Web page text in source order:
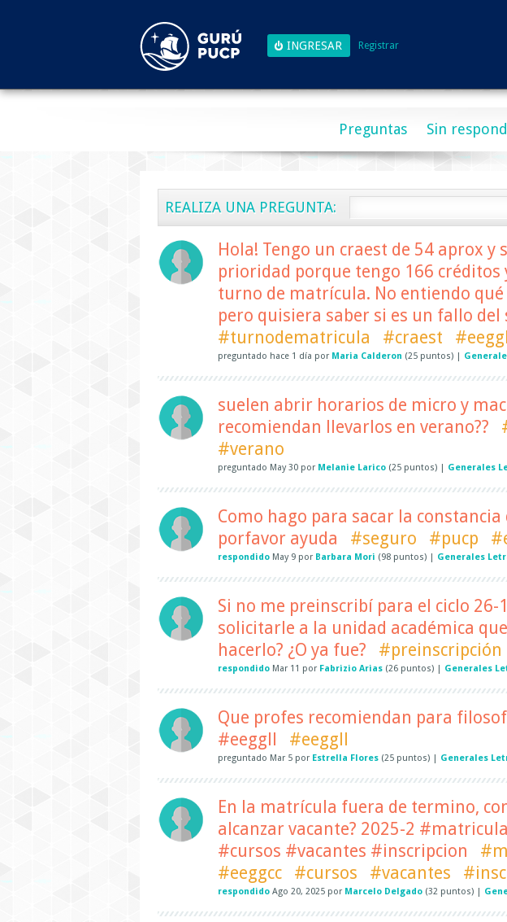
Registrar
Preguntas Sin
REALIZA UNA PREGUNTA:
Hola! Tengo un craest de 54 aprox y
prioridad porque tengo 166 créditos
turno de matrícula. No entiendo qué
pero quisiera saber si es un fallo del
#turnodematricula
#craest
preguntado hace 1 día por Maria Calderon (25 puntos)
suelen abrir horarios de micro y
recomiendan llevarlos en verano??
#verano
preguntado May 30 por Melanie Larico (25 puntos) Generales
Como hago para sacar la
porfavor ayuda
#seguro #pucp
respondido May 9 por Barbara Mori (98 puntos) Generales
Si no me preinscribí para el ciclo 26-
solicitarle a la unidad académica
hacerlo? ¿O ya fue?
#preinscripción
respondido Mar 11 por Fabrizio Arias (26 puntos) Generales
Que profes recomiendan para
#eeggll
#eeggll
preguntado Mar 5 por Estrella Flores (25 puntos) Generales
En la matrícula fuera de termino,
alcanzar vacante? 2025-2 #matricula
#cursos #vacantes #inscripcion
#eeggcc
#cursos #vacantes
respondido Ago 20, 2025 por Marcelo Delgado (32 puntos)